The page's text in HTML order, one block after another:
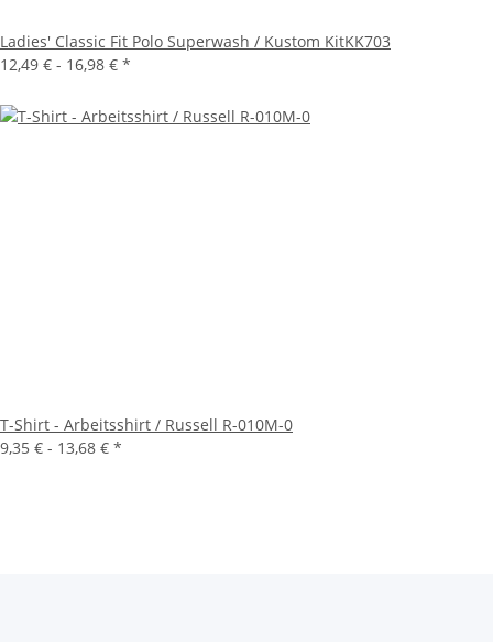
Ladies' Classic Fit Polo Superwash / Kustom KitKK703
12,49 € - 16,98 € *
T-Shirt - Arbeitsshirt / Russell R-010M-0
9,35 € - 13,68 € *